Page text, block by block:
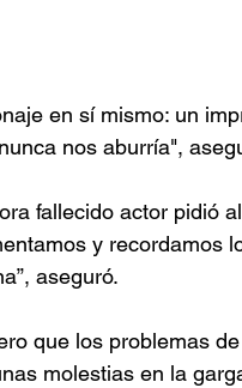
en sí mismo: un
nos aburría",
fallecido actor pidió
y recordamos
aseguró.
que los problemas
molestias en la